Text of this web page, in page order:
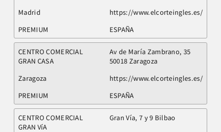
Madrid
https://www.elcorteingles.es/
PREMIUM
ESPAÑA
CENTRO COMERCIAL
GRAN CASA
Av de María Zambrano, 35
50018 Zaragoza
Zaragoza
https://www.elcorteingles.es/
PREMIUM
ESPAÑA
CENTRO COMERCIAL
GRAN VíA
Gran Vía, 7 y 9 Bilbao